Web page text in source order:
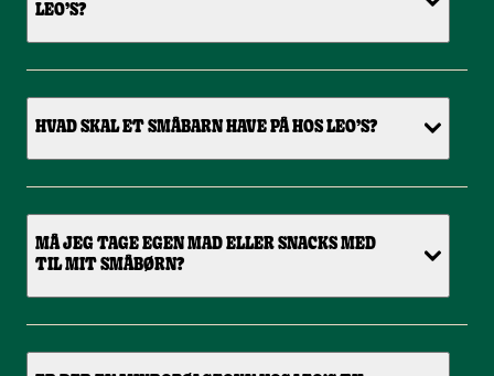
LEO’S?
HVAD SKAL ET SMÅBARN HAVE PÅ HOS LEO’S?
MÅ JEG TAGE EGEN MAD ELLER SNACKS MED
TIL MIT SMÅBØRN?